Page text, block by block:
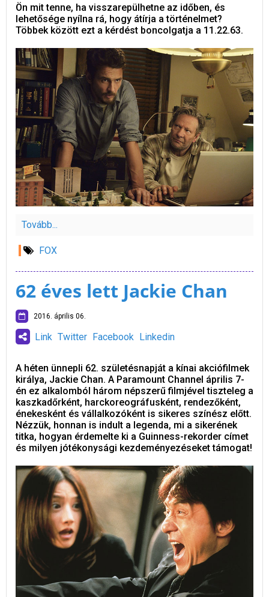
Ön mit tenne, ha visszarepülhetne az időben, és
lehetősége nyílna rá, hogy átírja a történelmet?
Többek között ezt a kérdést boncolgatja a 11.22.63.
Tovább...
FOX
62 éves lett Jackie Chan
2016. április 06.
Link Twitter Facebook Linkedin
A héten ünnepli 62. születésnapját a kínai akciófilmek
királya, Jackie Chan. A Paramount Channel április 7-
én ez alkalomból három népszerű filmjével tiszteleg a
kaszkadőrként, harckoreográfusként, rendezőként,
énekesként és vállalkozóként is sikeres színész előtt.
Nézzük, honnan is indult a legenda, mi a sikerének
titka, hogyan érdemelte ki a Guinness-rekorder címet
és milyen jótékonysági kezdeményezéseket támogat!